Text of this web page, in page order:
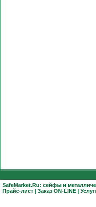
SafeMarket.Ru: сейфы и
Прайс-лист | Заказ ON-LINE |